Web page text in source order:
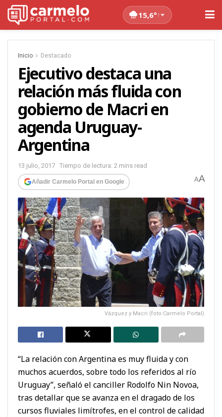
15,6°↑
Inicio Destacado
Ejecutivo destaca una
relación más fluida con
gobierno de Macri en
agenda Uruguay-
Argentina
13 julio, 2017 Tiempo de lectura: 2 mins read
Añadir Carmelo Portal en Google AA
Vázquez y Macri (foto:Carmelo Portal)
“La relación con Argentina es muy fluida y con
muchos acuerdos, sobre todo los referidos al río
Uruguay”, señaló el canciller Rodolfo Nin Novoa,
tras detallar que se avanza en el dragado de los
cursos fluviales limítrofes, en el control de calidad